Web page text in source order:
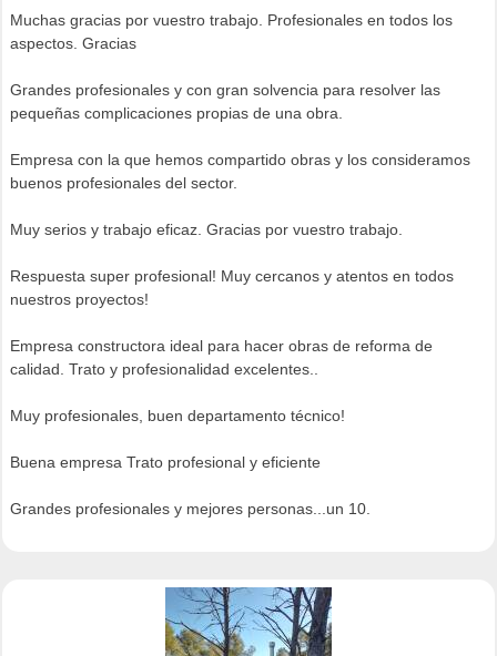
Muchas gracias por vuestro trabajo. Profesionales en todos los
aspectos. Gracias
Grandes profesionales y con gran solvencia para resolver las
pequeñas complicaciones propias de una obra.
Empresa con la que hemos compartido obras y los consideramos
buenos profesionales del sector.
Muy serios y trabajo eficaz. Gracias por vuestro trabajo.
Respuesta super profesional! Muy cercanos y atentos en todos
nuestros proyectos!
Empresa constructora ideal para hacer obras de reforma de
calidad. Trato y profesionalidad excelentes..
Muy profesionales, buen departamento técnico!
Buena empresa Trato profesional y eficiente
Grandes profesionales y mejores personas...un 10.